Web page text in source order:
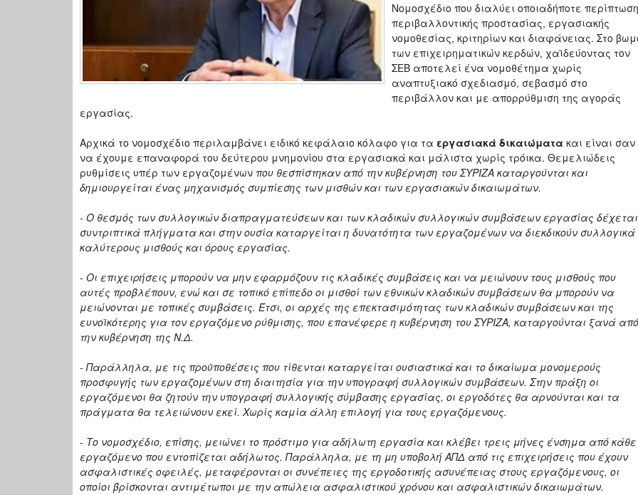
Νομοσχέδιο που διαλύει οποιαδήποτε περίπτωση
περιβαλλοντικής προστασίας, εργασιακής
νομοθεσίας, κριτηρίων και διαφάνειας. Στο
των επιχειρηματικών κερδών, χαϊδεύοντας τον
ΣΕΒ αποτελεί ένα νομοθέτημα χωρίς
αναπτυξιακό σχεδιασμό, σεβασμό στο
περιβάλλον και με απορρύθμιση της αγοράς
εργασίας.
Αρχικά το νομοσχέδιο περιλαμβάνει ειδικό κεφάλαιο κόλαφο για τα εργασιακά δικαιώματα και είναι σαν
να έχουμε επαναφορά του δεύτερου μνημονίου στα εργασιακά και μάλιστα χωρίς τρόικα. Θεμελιώδεις
ρυθμίσεις υπέρ των εργαζομένων που θεσπίστηκαν από την κυβέρνηση του ΣΥΡΙΖΑ καταργούνται και
δημιουργείται ένας μηχανισμός συμπίεσης των μισθών και των εργασιακών δικαιωμάτων.
- Ο θεσμός των συλλογικών διαπραγματεύσεων και των κλαδικών συλλογικών συμβάσεων εργασίας δέχεται
συντριπτικά πλήγματα και στην ουσία καταργείται η δυνατότητα των εργαζομένων να διεκδικούν συλλογικά
καλύτερους μισθούς και όρους εργασίας.
- Οι επιχειρήσεις μπορούν να μην εφαρμόζουν τις κλαδικές συμβάσεις και να μειώνουν τους μισθούς που
αυτές προβλέπουν, ενώ και σε τοπικό επίπεδο οι μισθοί των εθνικών κλαδικών συμβάσεων θα μπορούν να
μειώνονται με τοπικές συμβάσεις. Έτσι, οι αρχές της επεκτασιμότητας των κλαδικών συμβάσεων και της
ευνοϊκότερης για τον εργαζόμενο ρύθμισης, που επανέφερε η κυβέρνηση του ΣΥΡΙΖΑ, καταργούνται ξανά από
την κυβέρνηση της Ν.Δ.
- Παράλληλα, με τις προϋποθέσεις που τίθενται καταργείται ουσιαστικά και το δικαίωμα μονομερούς
προσφυγής των εργαζομένων στη διαιτησία για την υπογραφή συλλογικών συμβάσεων. Στην πράξη οι
εργαζόμενοι θα ζητούν την υπογραφή συλλογικής σύμβασης εργασίας, οι εργοδότες θα αρνούνται και τα
πράγματα θα τελειώνουν εκεί. Χωρίς καμία άλλη επιλογή για τους εργαζόμενους.
- Το νομοσχέδιο, επίσης, μειώνει το πρόστιμο για αδήλωτη εργασία και κλέβει τρεις μήνες ένσημα από κάθε
εργαζόμενο που εντοπίζεται αδήλωτος. Παράλληλα, με τη μη υποβολή ΑΠΔ από τις επιχειρήσεις που έχουν
ασφαλιστικές οφειλές, μεταφέρονται οι συνέπειες της εργοδοτικής ασυνέπειας στους εργαζόμενους, οι
οποίοι βρίσκονται αντιμέτωποι με την απώλεια ασφαλιστικού χρόνου και ασφαλιστικών δικαιωμάτων.